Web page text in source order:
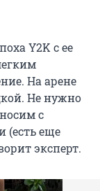
Y2K с ее
На арене
Не нужно
с
еще
эксперт.